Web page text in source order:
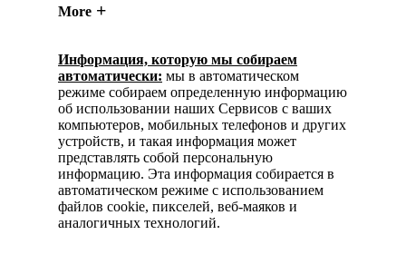
More
Информация, которую мы собираем
автоматически: мы в автоматическом
режиме собираем определенную информацию
об использовании наших Сервисов с ваших
компьютеров, мобильных телефонов и других
устройств, и такая информация может
представлять собой персональную
информацию. Эта информация собирается в
автоматическом режиме с использованием
файлов cookie, пикселей, веб-маяков и
аналогичных технологий.